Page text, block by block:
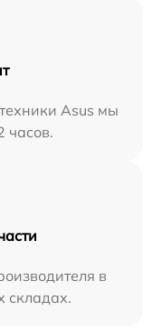
Asus мы
часов.
в
складах.